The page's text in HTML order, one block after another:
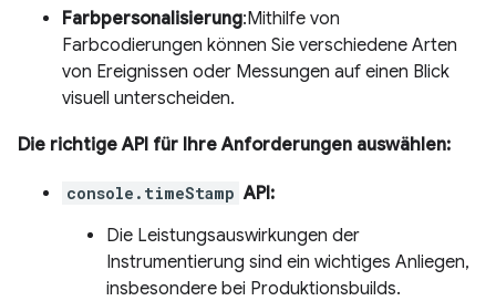
Farbpersonalisierung:Mithilfe von
Farbcodierungen können Sie verschiedene Arten
von Ereignissen oder Messungen auf einen Blick
visuell unterscheiden.
Die richtige API für Ihre Anforderungen auswählen:
console.timeStamp API:
Die Leistungsauswirkungen der
Instrumentierung sind ein wichtiges Anliegen,
insbesondere bei Produktionsbuilds.